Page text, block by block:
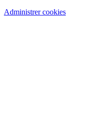
Administrer cookies